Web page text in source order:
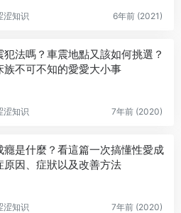
涩知识 6年前 (2021)
犯法嗎？車震地點又該如何挑選？
族不可不知的愛愛大小事
涩知识 7年前 (2020)
癮是什麼？看這篇一次搞懂性愛成
原因、症狀以及改善方法
涩知识 7年前 (2020)